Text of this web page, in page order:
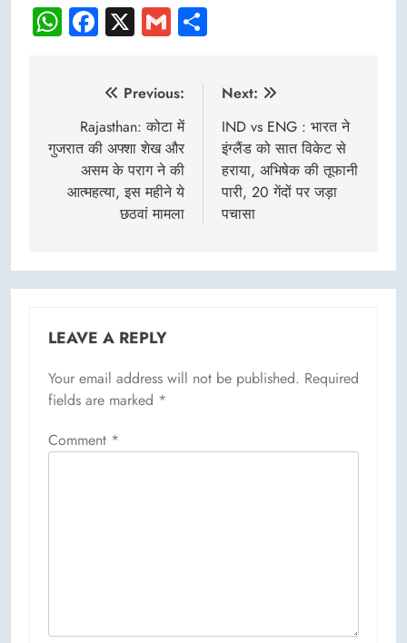
WhatsApp
Facebook
X Gmail
navigation
Previous:
Rajasthan: कोटा में
गुजरात की अफ्शा शेख और
असम के पराग ने की
आत्महत्या, इस महीने ये
छठवां मामला
Next:
IND vs ENG : भारत ने
इंग्लैंड को सात विकेट से
हराया, अभिषेक की तूफानी
पारी, 20 गेंदों पर जड़ा
पचासा
LEAVE A REPLY
Your email address will not be published. Required
fields are marked *
Comment *